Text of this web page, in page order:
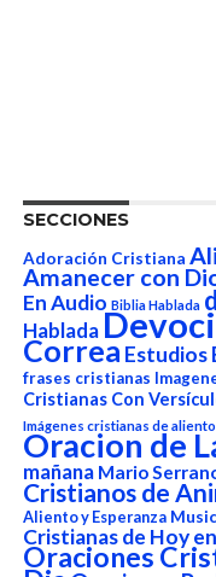
SECCIONES
Adoración Cristiana
Amanecer con
En Audio Biblia Hablada
Hablada
Correa Estudios
frases cristianas
Cristianas Con
Imágenes cristianas de aliento
Oracion de
mañana Mario
Cristianos de
Aliento y Esperanza
Cristianas de Hoy
Oraciones